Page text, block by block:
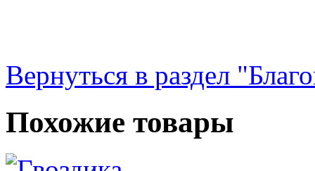
Вернуться в раздел
Похожие товары